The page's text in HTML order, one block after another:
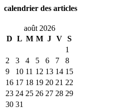
calendrier des articles
août 2026
D L M M J V S
1
2
3 4 5 6 7
8
9
10 11 12 13 14 15
16 17 18 19 20 21 22
23 24 25 26 27 28 29
30 31